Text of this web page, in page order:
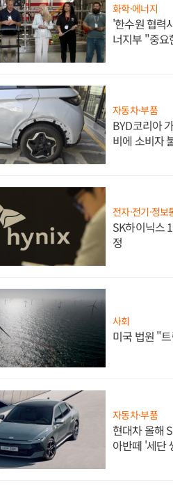
화학·에너지
'한수원 협력
너지부 "중요
자동차·부품
BYD코리아
비에 소비자
전자·전기·정보
SK하이닉스
정
사회
미국 법원 "
자동차·부품
현대차 올해
아반떼 '세단